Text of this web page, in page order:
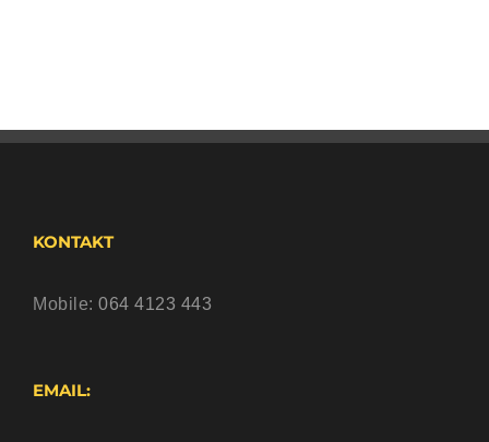
KONTAKT
Mobile: 064 4123 443
EMAIL: